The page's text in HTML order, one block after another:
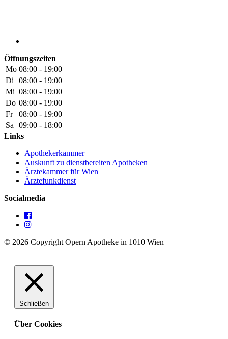
Öffnungszeiten
Mo 08:00 - 19:00
Di
08:00 - 19:00
Mi 08:00 - 19:00
Do 08:00 - 19:00
Fr
08:00 - 19:00
Sa
09:00 - 18:00
Links
Apothekerkammer
Auskunft zu dienstbereiten Apotheken
Ärztekammer für Wien
Ärztefunkdienst
Socialmedia
© 2026 Copyright Opern Apotheke in 1010 Wien
Schließen
Über Cookies